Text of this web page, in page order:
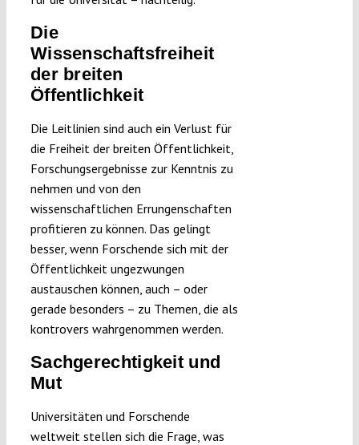
Die
Wissenschaftsfreiheit
der breiten
Öffentlichkeit
Die Leitlinien sind auch ein Verlust für
die Freiheit der breiten Öffentlichkeit,
Forschungsergebnisse zur Kenntnis zu
nehmen und von den
wissenschaftlichen Errungenschaften
profitieren zu können. Das gelingt
besser, wenn Forschende sich mit der
Öffentlichkeit ungezwungen
austauschen können, auch – oder
gerade besonders – zu Themen, die als
kontrovers wahrgenommen werden.
Sachgerechtigkeit und
Mut
Universitäten und Forschende
weltweit stellen sich die Frage, was